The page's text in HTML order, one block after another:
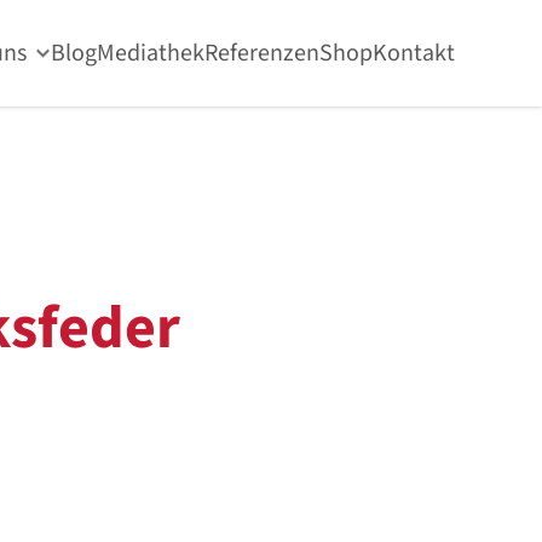
BlogMediathekReferenzenShopKontakt